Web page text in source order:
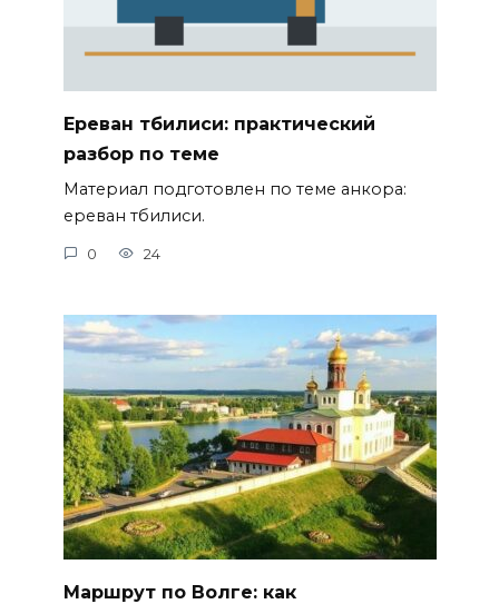
Ереван тбилиси: практический
разбор по теме
Материал подготовлен по теме анкора:
ереван тбилиси.
0 24
Маршрут по Волге: как